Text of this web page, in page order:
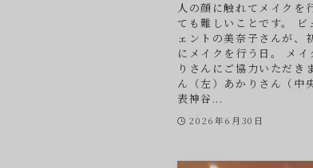
人の顔に触れてメイクを
ても難しいことです。 ビ
ェントの美奈子さんが、
にメイクを行う日。 メイ
りさんにご協力いただき
ん（左）あかりさん（中
表神谷...
2026年6月30日